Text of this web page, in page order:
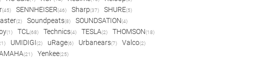
(45) SENNHEISER(46) Sharp(37) SHURE(5)
(2) Soundpeats(8) SOUNDSATION(4)
(1) TCL(68) Technics(4) TESLA(2) THOMSON(18)
UMIDIGI(2) uRage(6) Urbanears(7) Valco(2)
(21) Yenkee(25)